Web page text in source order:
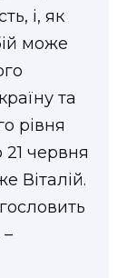
і, як
може
та
рівня
21 червня
Віталій.